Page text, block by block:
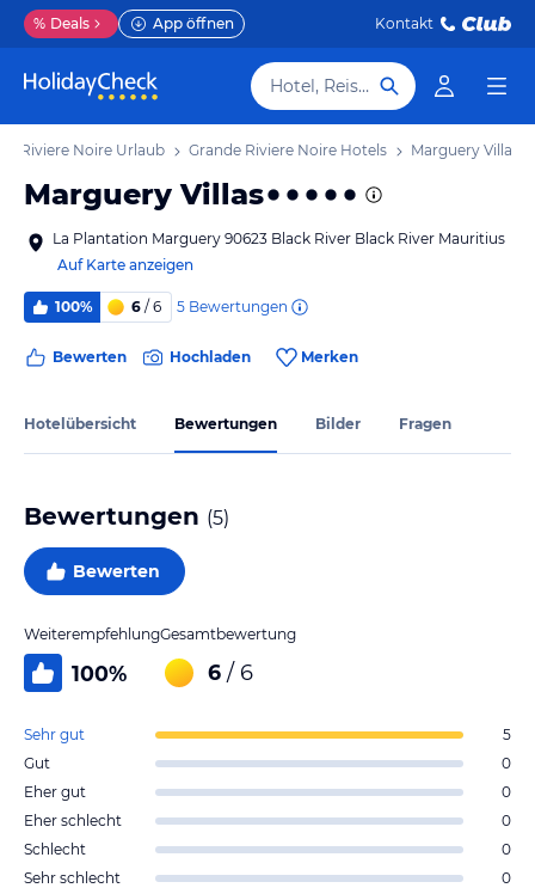
% Deals App öffnen Kontakt
Hotel, Reiseziel
Riviere Noire Urlaub Grande Riviere Noire Hotels Marguery Villas
Marguery Villas
La Plantation Marguery 90623 Black River Black River Mauritius
Auf Karte anzeigen
100% 6 / 6 5 Bewertungen
Bewerten Hochladen Merken
Hotelübersicht Bewertungen Bilder Fragen
Bewertungen (5)
Bewerten
Weiterempfehlung
100%
Gesamtbewertung
6 / 6
Sehr gut
5
Gut
0
Eher gut
0
Eher schlecht
0
Schlecht
0
Sehr schlecht
0